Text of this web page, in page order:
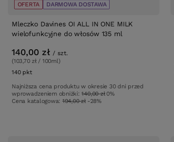
OFERTA DARMOWA DOSTAWA
Mleczko Davines OI ALL IN ONE MILK
wielofunkcyjne do włosów 135 ml
140,00 zł / szt.
(103,70 zł / 100ml)
140 pktpunktów
Najniższa cena produktu w okresie 30 dni przed
wprowadzeniem obniżki:140,00 zł 0%
Cena katalogowa: 194,00 zł -28%